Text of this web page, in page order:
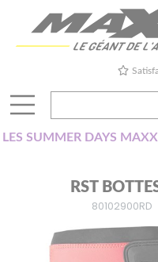
LES SUMMER DAYS
RST
80102900RD